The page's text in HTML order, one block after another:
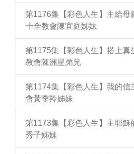
第1176集【彩色人生】主給母
十全教會陳宜庭姊妹
第1175集【彩色人生】搭上真
教會陳洲星弟兄
第1174集【彩色人生】我的信
會黃季羚姊妹
第1173集【彩色人生】主耶穌
秀子姊妹